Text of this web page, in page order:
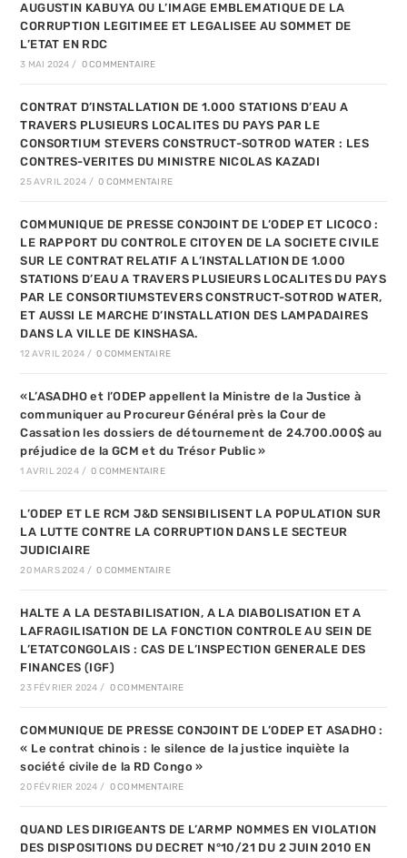
AUGUSTIN KABUYA OU L’IMAGE EMBLEMATIQUE DE LA
CORRUPTION LEGITIMEE ET LEGALISEE AU SOMMET DE
L’ETAT EN RDC
3 MAI 2024 / 0 COMMENTAIRE
CONTRAT D’INSTALLATION DE 1.000 STATIONS D’EAU A
TRAVERS PLUSIEURS LOCALITES DU PAYS PAR LE
CONSORTIUM STEVERS CONSTRUCT-SOTROD WATER : LES
CONTRES-VERITES DU MINISTRE NICOLAS KAZADI
25 AVRIL 2024 / 0 COMMENTAIRE
COMMUNIQUE DE PRESSE CONJOINT DE L’ODEP ET LICOCO :
LE RAPPORT DU CONTROLE CITOYEN DE LA SOCIETE CIVILE
SUR LE CONTRAT RELATIF A L’INSTALLATION DE 1.000
STATIONS D’EAU A TRAVERS PLUSIEURS LOCALITES DU PAYS
PAR LE CONSORTIUMSTEVERS CONSTRUCT-SOTROD WATER,
ET AUSSI LE MARCHE D’INSTALLATION DES LAMPADAIRES
DANS LA VILLE DE KINSHASA.
12 AVRIL 2024 / 0 COMMENTAIRE
«L’ASADHO et l’ODEP appellent la Ministre de la Justice à
communiquer au Procureur Général près la Cour de
Cassation les dossiers de détournement de 24.700.000$ au
préjudice de la GCM et du Trésor Public »
1 AVRIL 2024 / 0 COMMENTAIRE
L’ODEP ET LE RCM J&D SENSIBILISENT LA POPULATION SUR
LA LUTTE CONTRE LA CORRUPTION DANS LE SECTEUR
JUDICIAIRE
20 MARS 2024 / 0 COMMENTAIRE
HALTE A LA DESTABILISATION, A LA DIABOLISATION ET A
LAFRAGILISATION DE LA FONCTION CONTROLE AU SEIN DE
L’ETATCONGOLAIS : CAS DE L’INSPECTION GENERALE DES
FINANCES (IGF)
23 FÉVRIER 2024 / 0 COMMENTAIRE
COMMUNIQUE DE PRESSE CONJOINT DE L’ODEP ET ASADHO :
« Le contrat chinois : le silence de la justice inquiète la
société civile de la RD Congo »
20 FÉVRIER 2024 / 0 COMMENTAIRE
QUAND LES DIRIGEANTS DE L’ARMP NOMMES EN VIOLATION
DES DISPOSITIONS DU DECRET N°10/21 DU 2 JUIN 2010 EN